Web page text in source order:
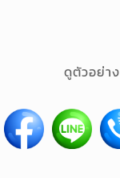
ดูตัวอย่า